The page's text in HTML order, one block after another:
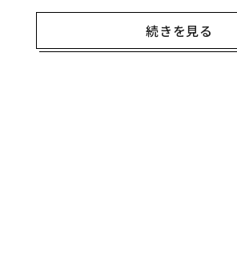
理由についてアップルは、当局からの
と説明している。それはアップルと医
続きを見る